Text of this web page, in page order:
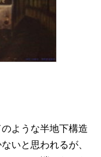
ような半地下構造
いと思われるが、